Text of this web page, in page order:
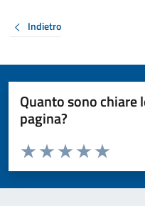
Indietro
Quanto sono
pagina?
Valuta da 1 a 5 stelle la pagina
Valuta 5
Valuta 4
Valuta 3 stelle su
Valuta 2 stelle su 5
Valuta 1 stelle su 5